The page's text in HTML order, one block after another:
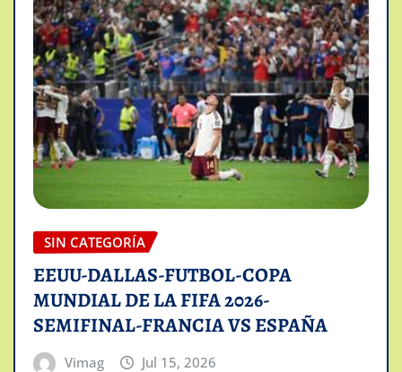
SIN CATEGORÍA
EEUU-DALLAS-FUTBOL-COPA
MUNDIAL DE LA FIFA 2026-
SEMIFINAL-FRANCIA VS ESPAÑA
Vimag Jul 15, 2026